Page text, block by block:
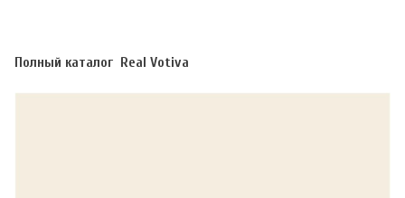
Полный каталог Real Votiva